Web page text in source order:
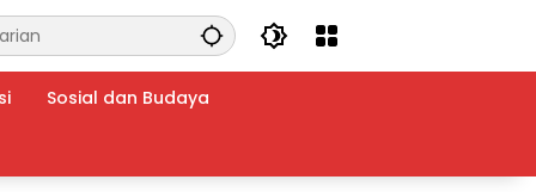
Sosial dan Budaya